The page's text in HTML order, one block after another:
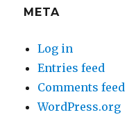
META
Log in
Entries feed
Comments feed
WordPress.org